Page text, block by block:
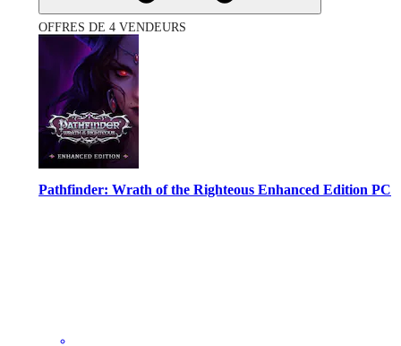
OFFRES DE 4 VENDEURS
Pathfinder: Wrath of the Righteous Enhanced Edition PC